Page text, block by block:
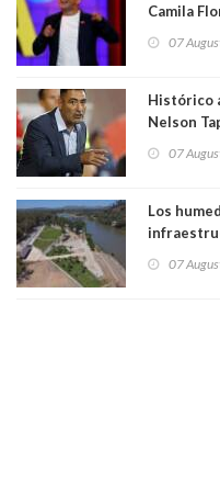
Camila
forma de
07
Histórico
Nelson
07
Los
07